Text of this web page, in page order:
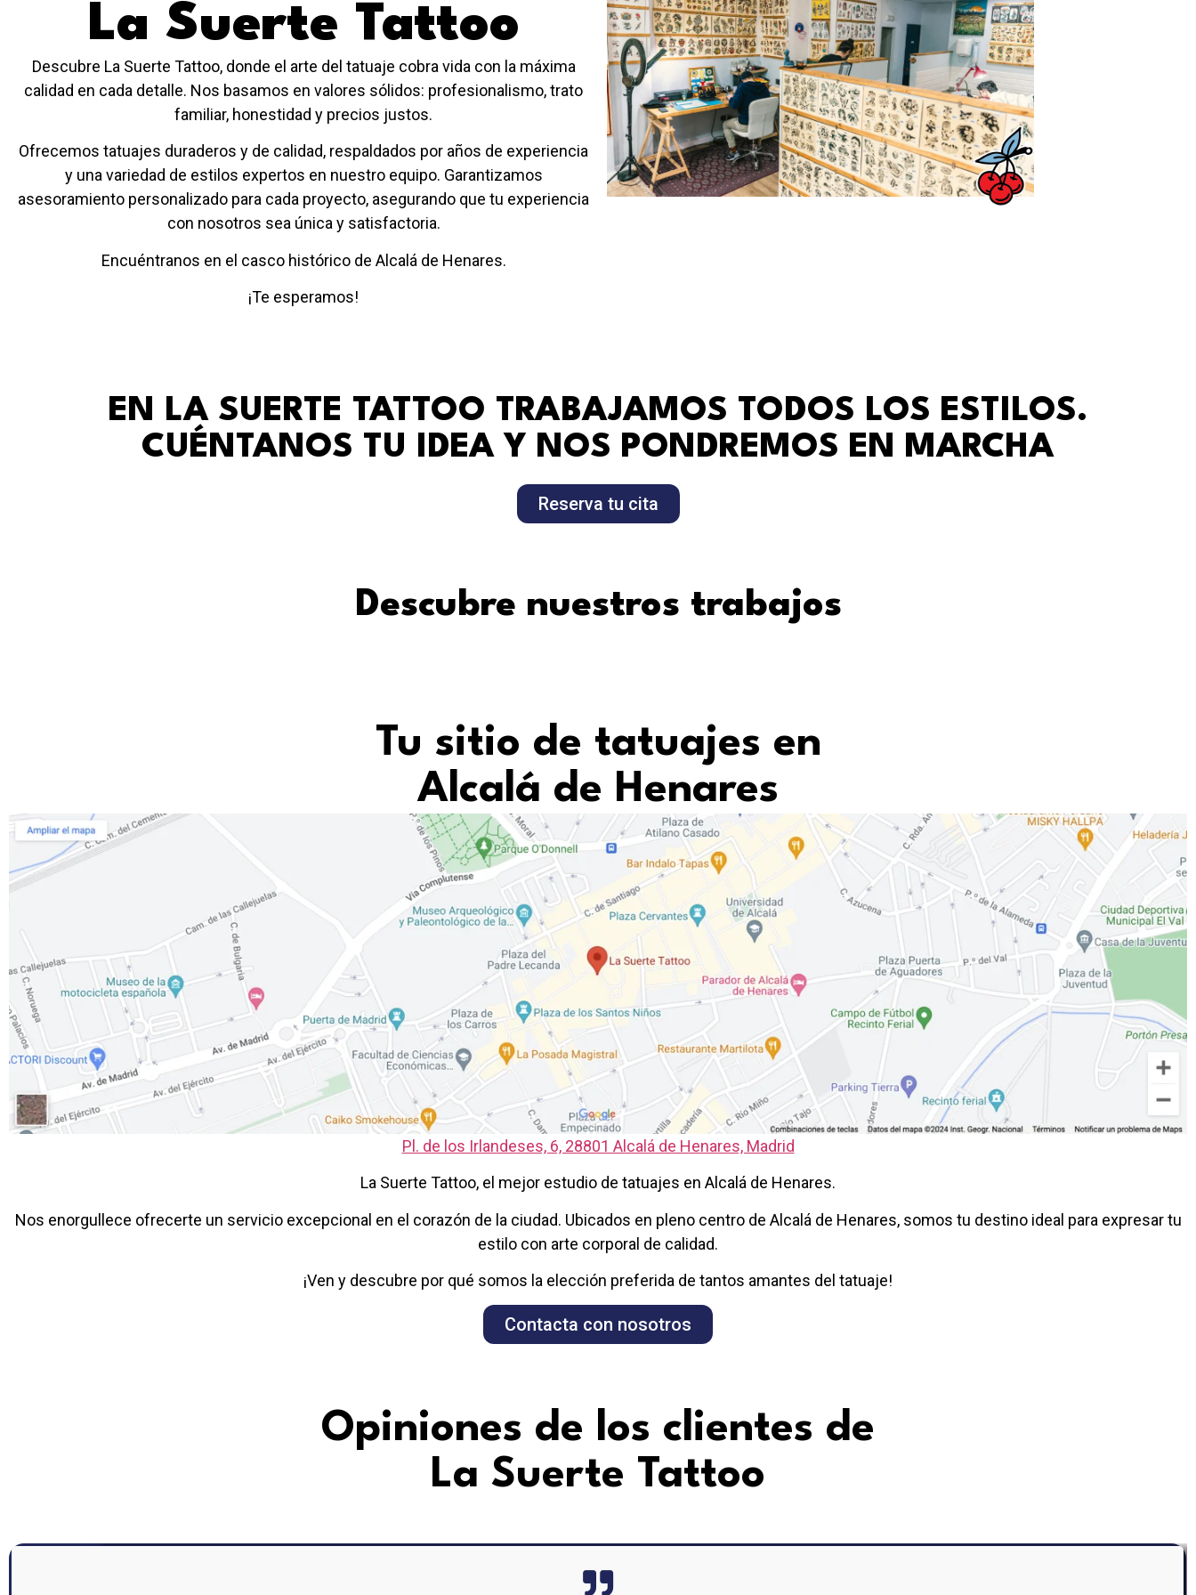
La Suerte Tattoo
Descubre La Suerte Tattoo, donde el arte del tatuaje cobra vida con la máxima
calidad en cada detalle. Nos basamos en valores sólidos: profesionalismo, trato
familiar, honestidad y precios justos.
Ofrecemos tatuajes duraderos y de calidad, respaldados por años de experiencia
y una variedad de estilos expertos en nuestro equipo. Garantizamos
asesoramiento personalizado para cada proyecto, asegurando que tu experiencia
con nosotros sea única y satisfactoria.
Encuéntranos en el casco histórico de Alcalá de Henares.
¡Te esperamos!
EN LA SUERTE TATTOO TRABAJAMOS TODOS LOS ESTILOS.
CUÉNTANOS TU IDEA Y NOS PONDREMOS EN MARCHA
Reserva tu cita
Descubre nuestros trabajos
Tu sitio de tatuajes en
Alcalá de Henares
Pl. de los Irlandeses, 6, 28801 Alcalá de Henares, Madrid
La Suerte Tattoo, el mejor estudio de tatuajes en Alcalá de Henares.
Nos enorgullece ofrecerte un servicio excepcional en el corazón de la ciudad. Ubicados en pleno centro de Alcalá de Henares, somos tu destino ideal para expresar tu
estilo con arte corporal de calidad.
¡Ven y descubre por qué somos la elección preferida de tantos amantes del tatuaje!
Contacta con nosotros
Opiniones de los clientes de
La Suerte Tattoo